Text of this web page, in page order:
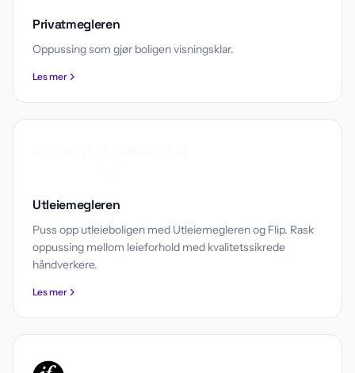
Privatmegleren
Oppussing som gjør boligen visningsklar.
Les mer
Utleiemegleren
Puss opp utleieboligen med Utleiemegleren og Flip. Rask
oppussing mellom leieforhold med kvalitetssikrede
håndverkere.
Les mer